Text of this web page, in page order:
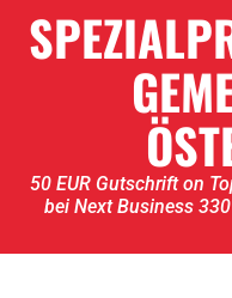
50 EUR Gutschrift on
bei Next Business